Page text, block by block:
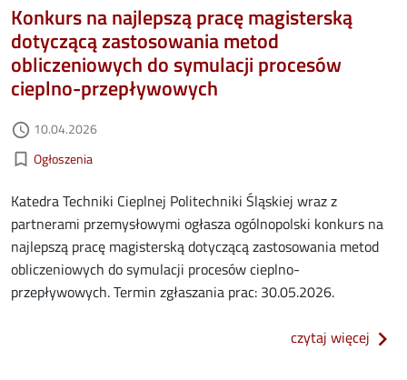
Konkurs na najlepszą pracę magisterską
dotyczącą zastosowania metod
obliczeniowych do symulacji procesów
cieplno-przepływowych
access_time Data dodania
10.04.2026
bookmark_border Kategorie aktualności
Ogłoszenia
Katedra Techniki Cieplnej Politechniki Śląskiej wraz z
partnerami przemysłowymi ogłasza ogólnopolski konkurs na
najlepszą pracę magisterską dotyczącą zastosowania metod
obliczeniowych do symulacji procesów cieplno-
przepływowych. Termin zgłaszania prac: 30.05.2026.
czytaj więcej o